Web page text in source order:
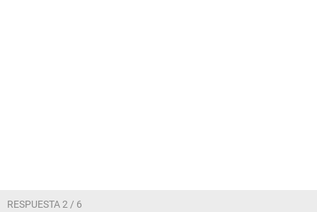
RESPUESTA 2 / 6